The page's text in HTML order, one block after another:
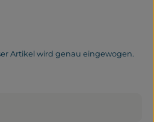
Artikel wird genau eingewogen.